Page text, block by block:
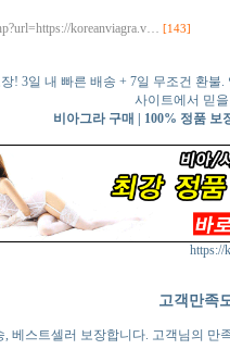
koreanviagra.v… [143]
! 3일 내 빠른 배송 + 7일 무조건 환
사이트에서 믿
비아그라 구매 | 100% 정품 보
https://
고객만족
, 베스트셀러 보장합니다. 고객님의 만